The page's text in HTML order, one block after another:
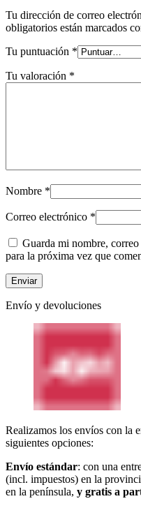
Tu dirección de correo
obligatorios están marcados
Tu puntuación *
Tu valoración *
Nombre *
Correo electrónico *
Guarda mi nombre,
para la próxima vez que
Envío y devoluciones
Realizamos los envíos con la
siguientes opciones:
Envío estándar: con una
(incl. impuestos) en la
en la península, y gratis a